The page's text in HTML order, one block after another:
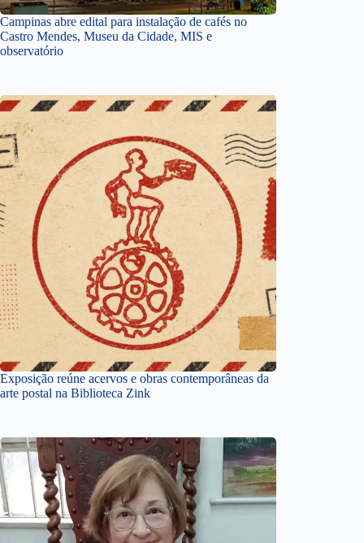
Campinas abre edital para instalação de cafés no
Castro Mendes, Museu da Cidade, MIS e
observatório
Exposição reúne acervos e obras contemporâneas da
arte postal na Biblioteca Zink